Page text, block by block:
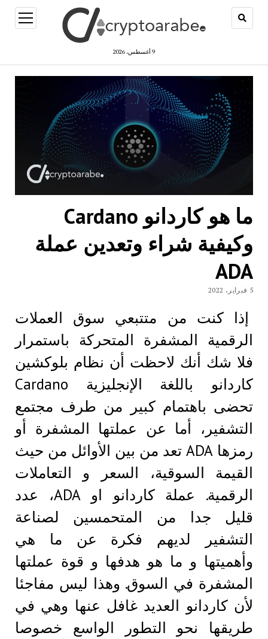
9 أغسطس، 2026
open
menu
ما هو كاردانو Cardano
وكيفية شراء وتعدين عملة
ADA
5 فبراير، 2022
إذا كنت من متتبعي سوق العملات
الرقمية المشفرة المتحركة باستمرار
فلا شك أنك لاحظت أن نظام بلوكشين
كاردانو باللغة الإنجليزية Cardano
تحضى باهتمام كبير من طرف مجتمع
التشفير، أما عن عملتها المشفرة أو
رمزها ADA تعد من بين الأوائل من حيث
القيمة السوقية، السعر و التعاملات
الرقمية. عملة كاردانو او ADA، عدد
قليل جدا من المتحمسين لصناعة
التشفير لديهم فكرة عن ما هي
وأهميتها و ما هو هدفها و قوة عملتها
المشفرة في السوق. وهذا ليس مفاجئا
لأن كاردانو العديد غافل عنها وهي في
طريقها نحو التطور الواسع خصوصا